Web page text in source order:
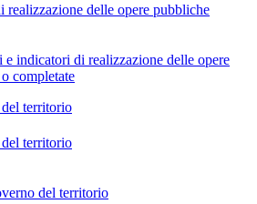
realizzazione delle opere pubbliche
e indicatori di realizzazione delle opere
completate
territorio
territorio
del territorio